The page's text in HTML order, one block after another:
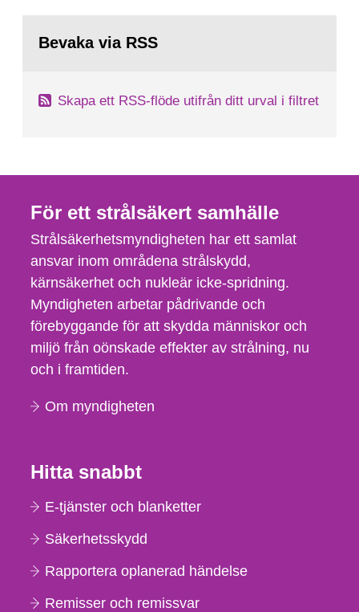
Bevaka via RSS
Skapa ett RSS-flöde utifrån ditt urval i filtret
För ett strålsäkert samhälle
Strålsäkerhetsmyndigheten har ett samlat
ansvar inom områdena strålskydd,
kärnsäkerhet och nukleär icke-spridning.
Myndigheten arbetar pådrivande och
förebyggande för att skydda människor och
miljö från oönskade effekter av strålning, nu
och i framtiden.
Om myndigheten
Hitta snabbt
E-tjänster och blanketter
Säkerhetsskydd
Rapportera oplanerad händelse
Remisser och remissvar